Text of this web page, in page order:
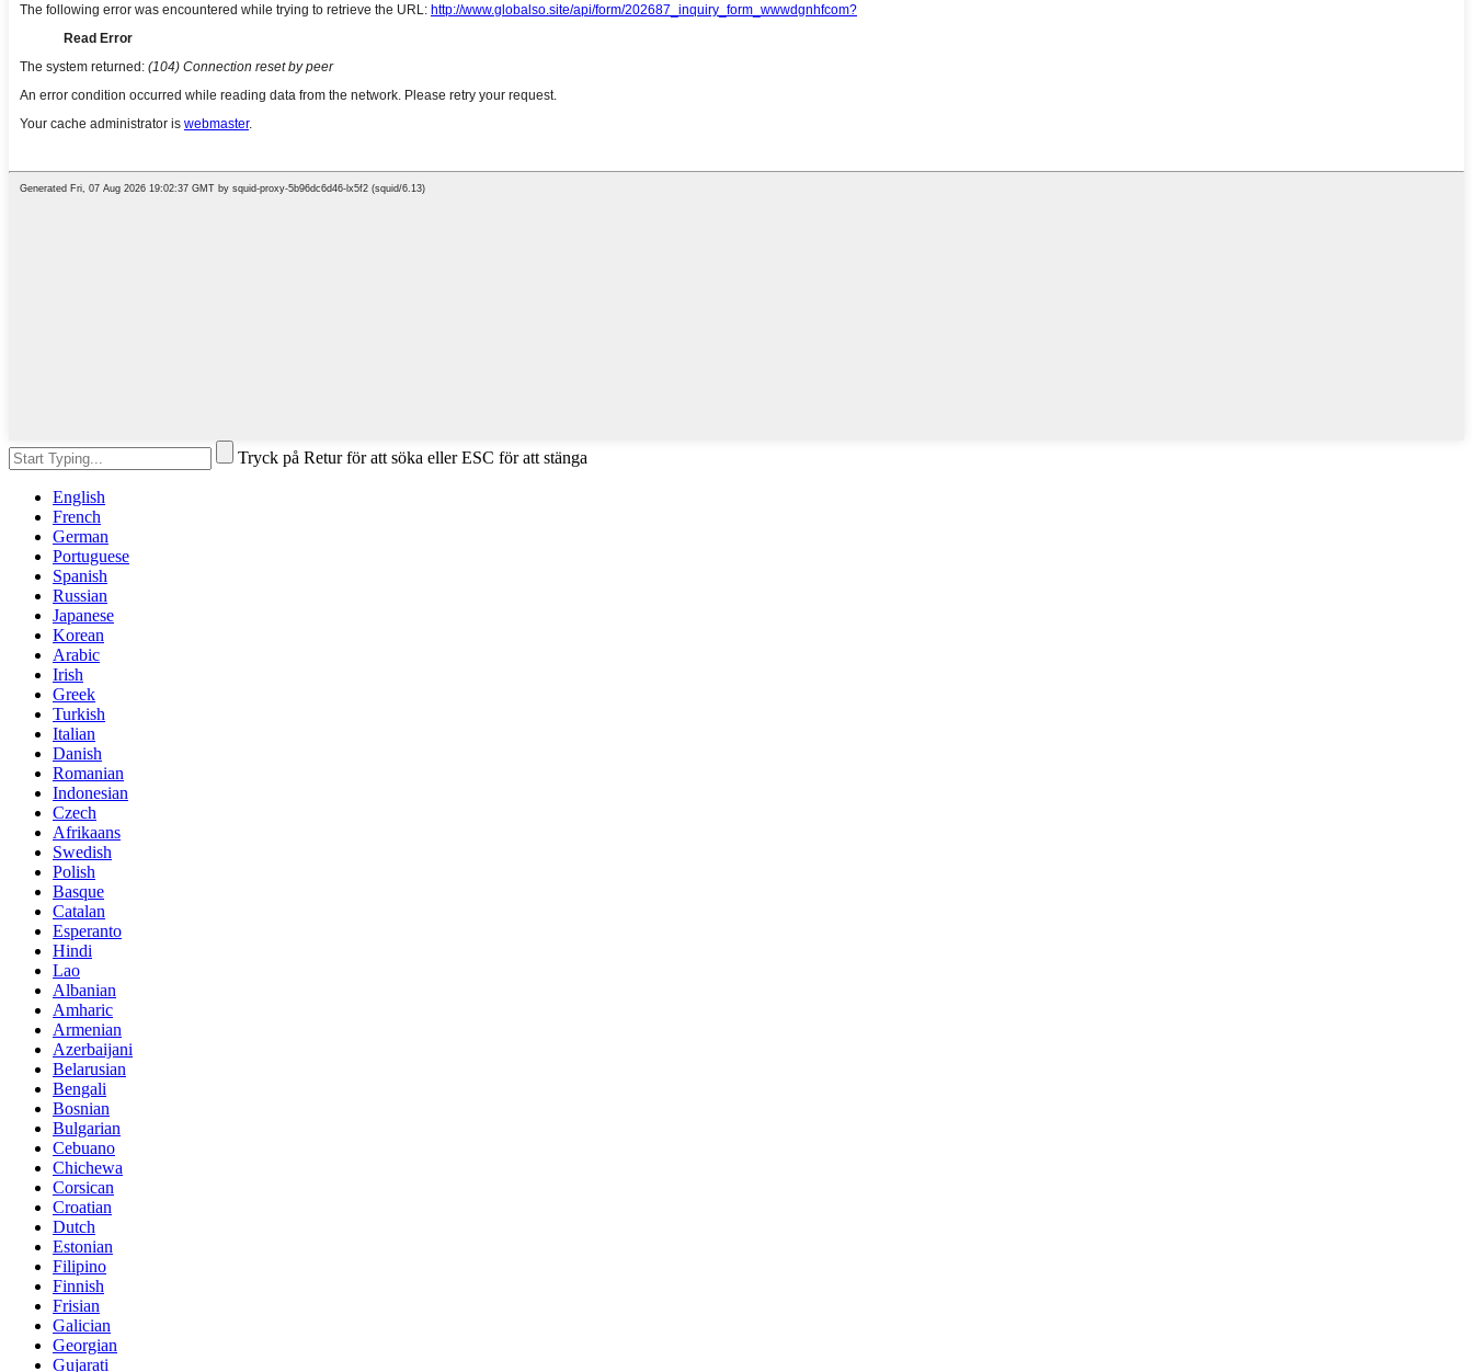
Tryck på Retur för att söka eller ESC för att stänga
English
French
German
Portuguese
Spanish
Russian
Japanese
Korean
Arabic
Irish
Greek
Turkish
Italian
Danish
Romanian
Indonesian
Czech
Afrikaans
Swedish
Polish
Basque
Catalan
Esperanto
Hindi
Lao
Albanian
Amharic
Armenian
Azerbaijani
Belarusian
Bengali
Bosnian
Bulgarian
Cebuano
Chichewa
Corsican
Croatian
Dutch
Estonian
Filipino
Finnish
Frisian
Galician
Georgian
Gujarati